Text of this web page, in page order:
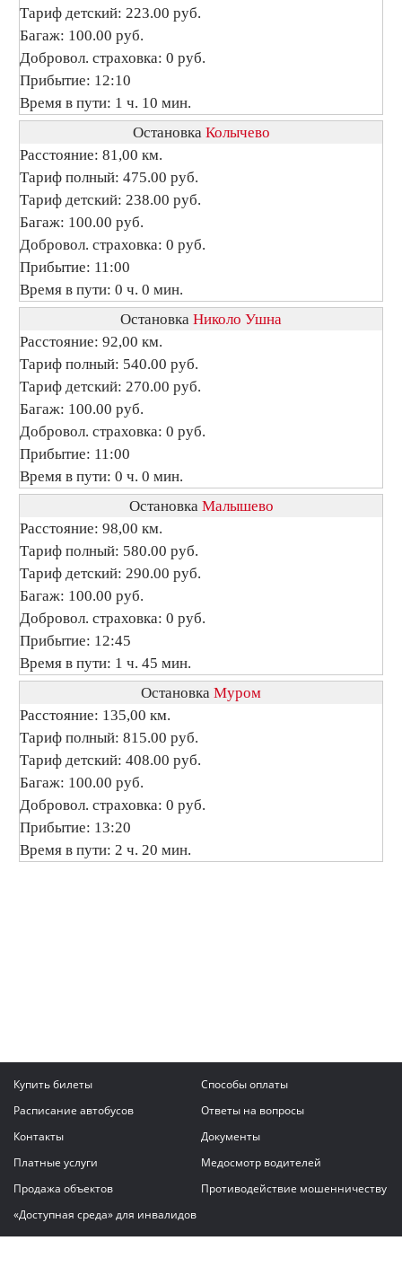
Тариф детский: 223.00 руб.
Багаж: 100.00 руб.
Добровол. страховка: 0 руб.
Прибытие: 12:10
Время в пути: 1 ч. 10 мин.
Остановка Колычево
Расстояние: 81,00 км.
Тариф полный: 475.00 руб.
Тариф детский: 238.00 руб.
Багаж: 100.00 руб.
Добровол. страховка: 0 руб.
Прибытие: 11:00
Время в пути: 0 ч. 0 мин.
Остановка Николо Ушна
Расстояние: 92,00 км.
Тариф полный: 540.00 руб.
Тариф детский: 270.00 руб.
Багаж: 100.00 руб.
Добровол. страховка: 0 руб.
Прибытие: 11:00
Время в пути: 0 ч. 0 мин.
Остановка Малышево
Расстояние: 98,00 км.
Тариф полный: 580.00 руб.
Тариф детский: 290.00 руб.
Багаж: 100.00 руб.
Добровол. страховка: 0 руб.
Прибытие: 12:45
Время в пути: 1 ч. 45 мин.
Остановка Муром
Расстояние: 135,00 км.
Тариф полный: 815.00 руб.
Тариф детский: 408.00 руб.
Багаж: 100.00 руб.
Добровол. страховка: 0 руб.
Прибытие: 13:20
Время в пути: 2 ч. 20 мин.
Купить билеты
Способы оплаты
Расписание автобусов
Ответы на вопросы
Контакты
Документы
Платные услуги
Медосмотр водителей
Продажа объектов
Противодействие мошенничеству
«Доступная среда» для инвалидов